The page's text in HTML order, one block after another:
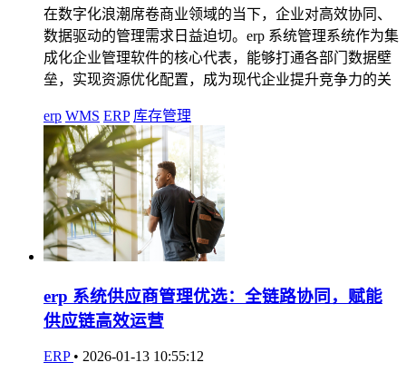
在数字化浪潮席卷商业领域的当下，企业对高效协同、
数据驱动的管理需求日益迫切。erp 系统管理系统作为集
成化企业管理软件的核心代表，能够打通各部门数据壁
垒，实现资源优化配置，成为现代企业提升竞争力的关
erp WMS ERP 库存管理
erp 系统供应商管理优选：全链路协同，赋能
供应链高效运营
ERP • 2026-01-13 10:55:12